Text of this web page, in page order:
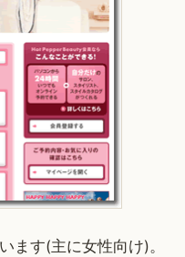
ます(主に女性向け)。